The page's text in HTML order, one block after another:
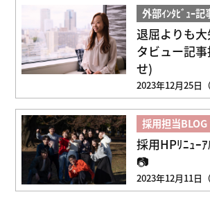
外部ｲﾝﾀﾋﾞｭｰ記
退屈よりも
タビュー記
せ)
2023年12月25日（
採用担当BLOG
採用HPﾘﾆｭｰ
📷
2023年12月11日（